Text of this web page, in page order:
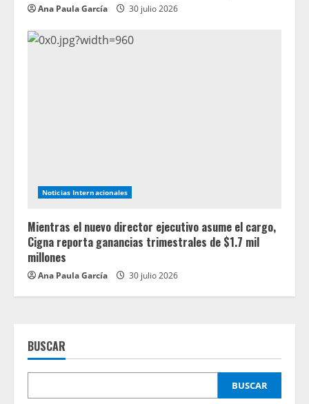
Ana Paula García 30 julio 2026
Noticias Internacionales
Mientras el nuevo director ejecutivo asume el cargo,
Cigna reporta ganancias trimestrales de $1.7 mil
millones
Ana Paula García 30 julio 2026
BUSCAR
BUSCAR